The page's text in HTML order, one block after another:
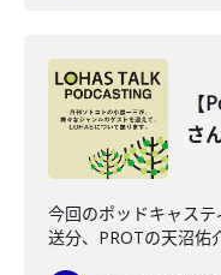
さ
今回のポッドキャス
送分、PROTの天沼佑